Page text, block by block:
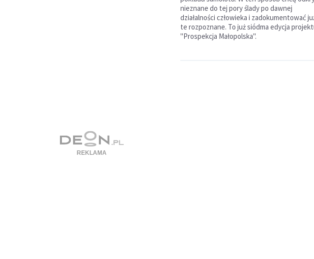
nieznane do tej pory ślady po dawnej
działalności człowieka i zadokumentować
te rozpoznane. To już siódma edycja
"Prospekcja Małopolska".